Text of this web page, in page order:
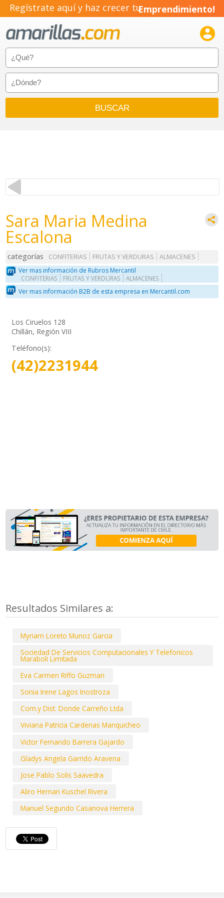
Regístrate aquí y haz crecer tuEmprendimiento!

Sara Maria Medina
Escalona
categorías CONFITERIAS FRUTAS Y VERDURAS
ALMACENES
Ver mas información de Rubros Mercantil
CONFITERIAS FRUTAS Y VERDURAS ALMACENES
Ver mas información B2B de esta empresa en Mercantil.com
Los Ciruelos 128
Chillán, Región VIII
Teléfono(s):
(42)2231944
Resultados Similares a:
Myriam Loreto Munoz Garcia
Sociedad De Servicios Computacionales Y Telefonicos
Maraboli Limitada
Eva Carmen Riffo Guzman
Sonia Irene Lagos Inostroza
Com.y Dist. Donde Carreño Ltda
Viviana Patricia Cardenas Manquicheo
Victor Fernando Barrera Gajardo
Gladys Angela Garrido Aravena
Jose Pablo Solis Saavedra
Aliro Hernan Kuschel Rivera
Manuel Segundo Casanova Herrera